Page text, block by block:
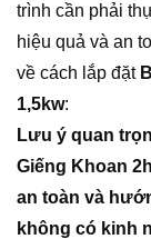
trình cần phải
hiệu quả và an
về cách lắp đặt
1,5kw:
Lưu ý quan
Giếng Khoan
an toàn và
không có kinh